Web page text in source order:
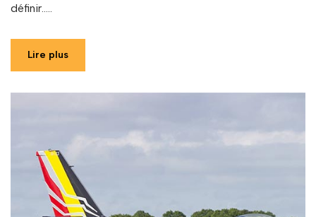
définir…..
Lire plus